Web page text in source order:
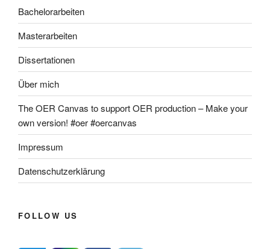
Bachelorarbeiten
Masterarbeiten
Dissertationen
Über mich
The OER Canvas to support OER production – Make your
own version! #oer #oercanvas
Impressum
Datenschutzerklärung
FOLLOW US